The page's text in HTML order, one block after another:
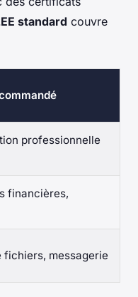
standard couvre
professionnelle
financières,
fichiers, messagerie